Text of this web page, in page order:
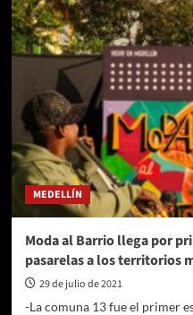
de
la
FLA-
EICE
en
el
primer
semestre
de
2021
fueron
las
mejores
los
últimos
cinco
MEDELLÍN
Moda al Barrio llega por
pasarelas a los territorios
29 de julio de 2021
-La comuna 13 fue el primer